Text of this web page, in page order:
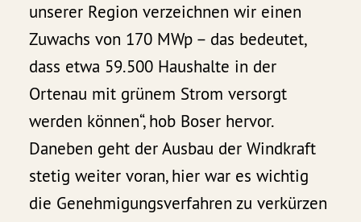
unserer Region verzeichnen wir einen
Zuwachs von 170 MWp – das bedeutet,
dass etwa 59.500 Haushalte in der
Ortenau mit grünem Strom versorgt
werden können“, hob Boser hervor.
Daneben geht der Ausbau der Windkraft
stetig weiter voran, hier war es wichtig
die Genehmigungsverfahren zu verkürzen